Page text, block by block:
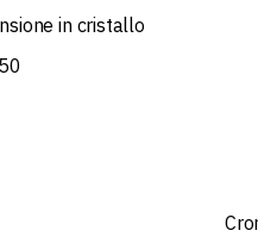
in cristallo